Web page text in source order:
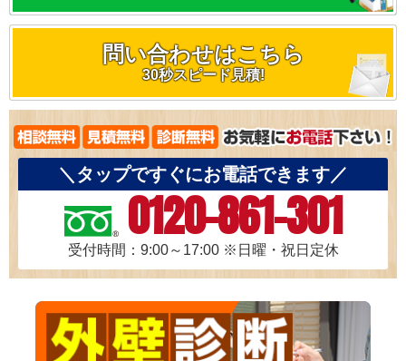
問い合わせはこちら
30秒スピード見積!
＼タップですぐにお電話できます／
0120-861-301
受付時間：9:00～17:00 ※日曜・祝日定休